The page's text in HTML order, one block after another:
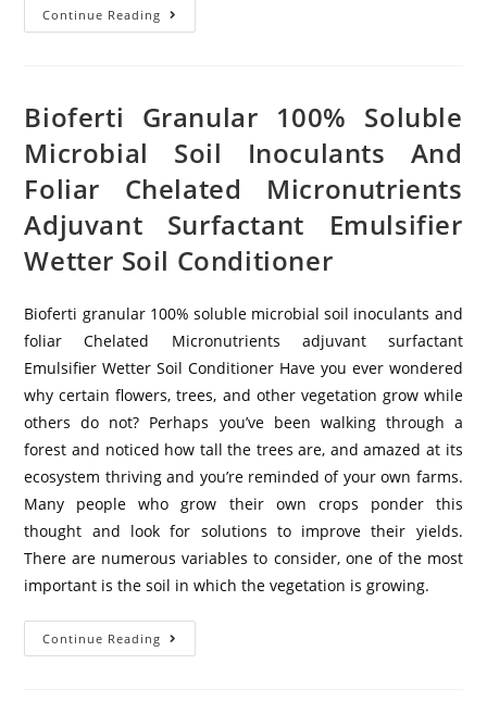
Continue Reading
Bioferti Granular 100% Soluble
Microbial Soil Inoculants And
Foliar Chelated Micronutrients
Adjuvant Surfactant Emulsifier
Wetter Soil Conditioner
Bioferti granular 100% soluble microbial soil inoculants and
foliar Chelated Micronutrients adjuvant surfactant
Emulsifier Wetter Soil Conditioner Have you ever wondered
why certain flowers, trees, and other vegetation grow while
others do not? Perhaps you’ve been walking through a
forest and noticed how tall the trees are, and amazed at its
ecosystem thriving and you’re reminded of your own farms.
Many people who grow their own crops ponder this
thought and look for solutions to improve their yields.
There are numerous variables to consider, one of the most
important is the soil in which the vegetation is growing.
Continue Reading